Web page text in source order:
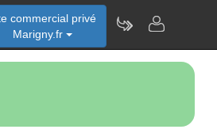
commercial privé
Marigny.fr